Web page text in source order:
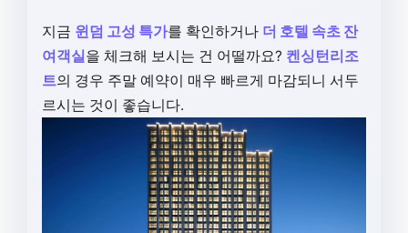
지금 윈덤 고성 특가를 확인하거나 더 호텔 속초 잔
여객실을 체크해 보시는 건 어떨까요? 켄싱턴리조
트의 경우 주말 예약이 매우 빠르게 마감되니 서두
르시는 것이 좋습니다.